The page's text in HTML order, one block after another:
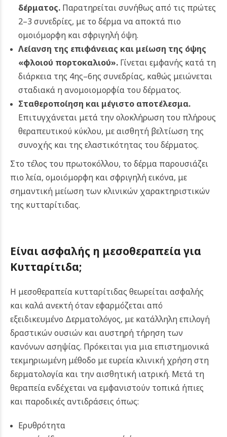
δέρματος.Παρατηρείται συνήθως από τις πρώτες
2–3 συνεδρίες, με το δέρμα να αποκτά πιο
ομοιόμορφη και σφριγηλή όψη.
Λείανση της επιφάνειας και μείωση της όψης
«φλοιού πορτοκαλιού».Γίνεται εμφανής κατά τη
διάρκεια της 4ης–6ης συνεδρίας, καθώς μειώνεται
σταδιακά η ανομοιομορφία του δέρματος.
Σταθεροποίηση και μέγιστο αποτέλεσμα.
Επιτυγχάνεται μετά την ολοκλήρωση του πλήρους
θεραπευτικού κύκλου, με αισθητή βελτίωση της
συνοχής και της ελαστικότητας του δέρματος.
Στο τέλος του πρωτοκόλλου, το δέρμα παρουσιάζει
πιο λεία, ομοιόμορφη και σφριγηλή εικόνα, με
σημαντική μείωση των κλινικών χαρακτηριστικών
της κυτταρίτιδας.
Είναι ασφαλής η μεσοθεραπεία για
Κυτταρίτιδα;
Η μεσοθεραπεία κυτταρίτιδας θεωρείται ασφαλής
και καλά ανεκτή όταν εφαρμόζεται από
εξειδικευμένο Δερματολόγος, με κατάλληλη επιλογή
δραστικών ουσιών και αυστηρή τήρηση των
κανόνων ασηψίας. Πρόκειται για μια επιστημονικά
τεκμηριωμένη μέθοδο με ευρεία κλινική χρήση στη
δερματολογία και την αισθητική ιατρική. Μετά τη
θεραπεία ενδέχεται να εμφανιστούν τοπικά ήπιες
και παροδικές αντιδράσεις όπως:
Ερυθρότητα